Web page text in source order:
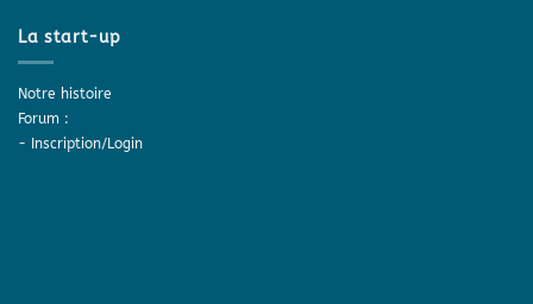
La start-up
Notre histoire
Forum :
-
Inscription/Login